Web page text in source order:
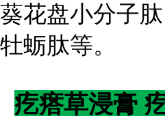
葵花盘小分子
牡蛎肽等。
疙瘩草浸膏